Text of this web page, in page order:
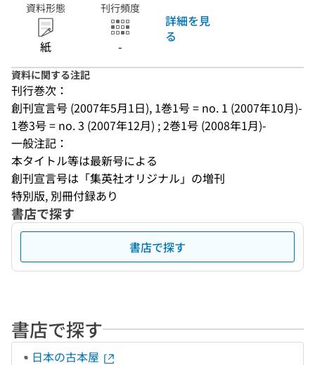
資料形態
紙
刊行頻度
-
詳細を見
る
資料に関する注記
刊行巻次：
創刊宣言号 (2007年5月1日), 1巻1号 = no. 1 (2007年10月)-
1巻3号 = no. 3 (2007年12月) ; 2巻1号 (2008年1月)-
一般注記：
本タイトル等は最新号による
創刊宣言号は「集英社オリジナル」の増刊
特別版, 別冊付録あり
書店で探す
書店で探す
書店で探す
日本の古本屋